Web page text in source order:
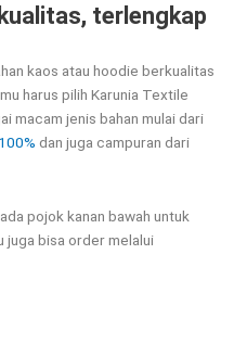
terlengkap
kaos atau hoodie berkualitas
harus pilih Karunia Textile
macam jenis bahan mulai dari
dan juga campuran dari
pojok kanan bawah untuk
juga bisa order melalui